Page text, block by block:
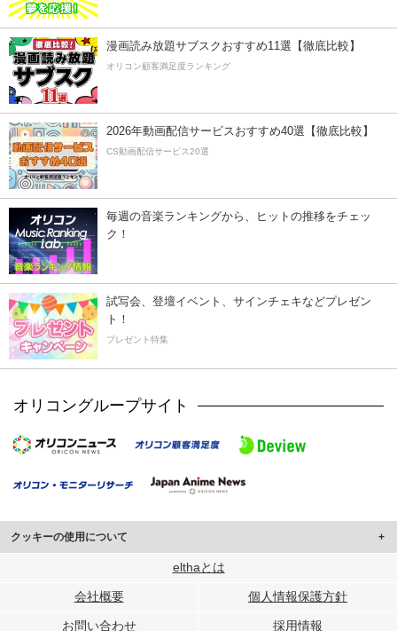
漫画読み放題サブスクおすすめ11選【徹底比較】
オリコン顧客満足度ランキング
2026年動画配信サービスおすすめ40選【徹底比較】
CS動画配信サービス20選
毎週の音楽ランキングから、ヒットの推移をチェッ
ク！
試写会、登壇イベント、サインチェキなどプレゼン
ト！
プレゼント特集
オリコングループサイト
クッキーの使用について
このサイトでは Cookie を使用して、ユーザーに合わせたコンテンツや広告の
行っています。
メディアや広告配信、データ解析の各パートナーに提供しています。
elthaとは
会社概要 個人情報保護方針
お問い合わせ 採用情報